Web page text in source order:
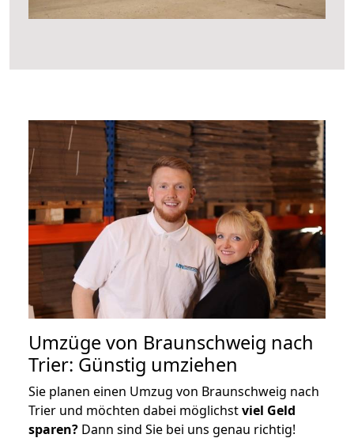
Umzüge von Braunschweig nach
Trier: Günstig umziehen
Sie planen einen Umzug von Braunschweig nach
Trier und möchten dabei möglichstviel Geld
sparen? Dann sind Sie bei uns genau richtig!